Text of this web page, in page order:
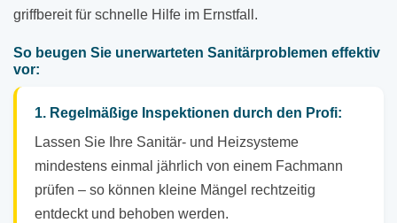
griffbereit für schnelle Hilfe im Ernstfall.
So beugen Sie unerwarteten Sanitärproblemen effektiv
vor:
1. Regelmäßige Inspektionen durch den Profi:
Lassen Sie Ihre Sanitär- und Heizsysteme
mindestens einmal jährlich von einem Fachmann
prüfen – so können kleine Mängel rechtzeitig
entdeckt und behoben werden.